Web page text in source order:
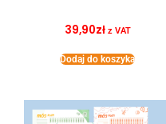
39,90zł z VAT
Dodaj do koszyka